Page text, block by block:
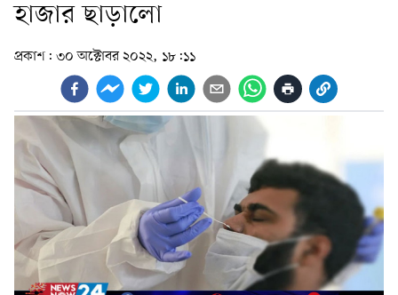
হাজার ছাড়ালো
প্রকাশ: ৩০ অক্টোবর ২০২২, ১৮:১১